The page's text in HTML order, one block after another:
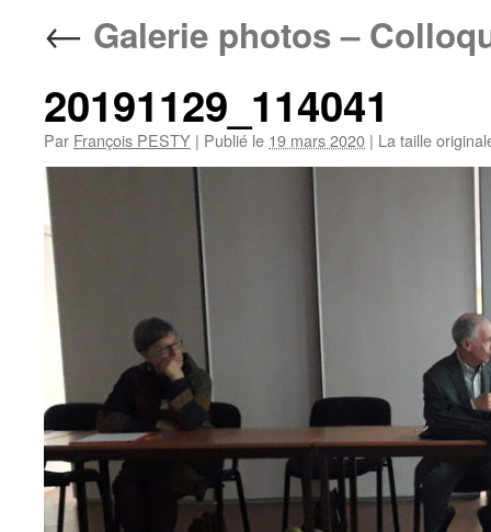
← Galerie photos –
20191129_114041
Par François PESTY | Publié le 19 mars 2020 | La taille